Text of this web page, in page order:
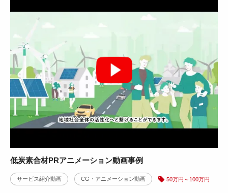
低炭素合材PRアニメーション動画事例
サービス紹介動画 CG・アニメーション動画 50万円～100万円